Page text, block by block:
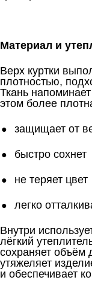
Материал и
Верх куртки
плотностью,
Ткань
этом более
защищает от
быстро сохнет
не теряет цвет
легко
Внутри
лёгкий
сохраняет объём
утяжеляет
и обеспечивает